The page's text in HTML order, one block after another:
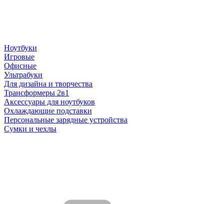
Ноутбуки
Игровые
Офисные
Ультрабуки
Для дизайна и творчества
Трансформеры 2в1
Аксессуары для ноутбуков
Охлаждающие подставки
Персональные зарядные устройства
Сумки и чехлы